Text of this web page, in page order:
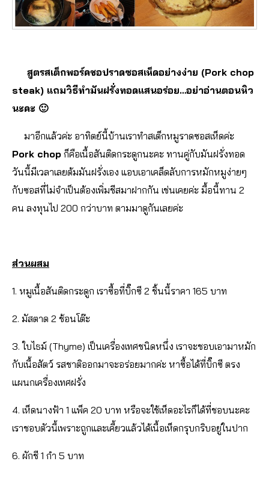
สูตรสเต็กพอร์คชอปราดซอสเห็ดอย่างง่าย (Pork chop
steak) แถมวิธีทำมันฝรั่งทอดแสนอร่อย…อย่าอ่านตอนหิว
นะคะ 🙂
มาอีกแล้วค่ะ อาทิตย์นี้บ้านเราทำสเต็กหมูราดซอสเห็ดค่ะ
Pork chop ก็คือเนื้อสันติดกระดูกนะคะ ทานคู่กับมันฝรั่งทอด
วันนี้มีเวลาเลยต้มมันฝรั่งเอง แอบเอาเคล็ดลับการหมักหมูง่ายๆ
กับซอสที่ไม่จำเป็นต้องเพิ่มชีสมาฝากกัน เช่นเคยค่ะ มื้อนี้ทาน 2
คน ลงทุนไป 200 กว่าบาท ตามมาดูกันเลยค่ะ
ส่วนผสม
1. หมูเนื้อสันติดกระดูก เราซื้อที่บิ๊กซี 2 ชิ้นนี้ราคา 165 บาท
2. มัสตาด 2 ช้อนโต๊ะ
3. ใบไธม์ (Thyme) เป็นเครื่องเทศชนิดหนึ่ง เราจะชอบเอามาหมัก
กับเนื้อสัตว์ รสชาติออกมาจะอร่อยมากค่ะ หาซื้อได้ที่บิ๊กซี ตรง
แผนกเครื่องเทศฝรั่ง
4. เห็ดนางฟ้า 1 แพ็ค 20 บาท หรือจะใช้เห็ดอะไรก็ได้ที่ชอบนะคะ
เราชอบตัวนี้เพราะถูกและเคี้ยวแล้วได้เนื้อเห็ดกรุบกริบอยู่ในปาก
6. ผักชี 1 กำ 5 บาท